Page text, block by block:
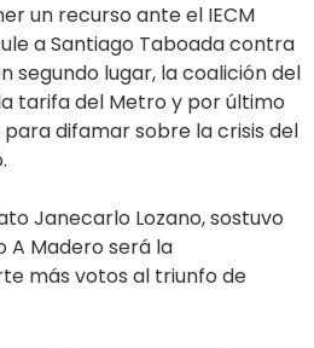
un recurso ante el IECM
a Santiago Taboada contra
segundo lugar, la coalición del
tarifa del Metro y por último
difamar sobre la crisis del
Janecarlo Lozano, sostuvo
A Madero será la
más votos al triunfo de